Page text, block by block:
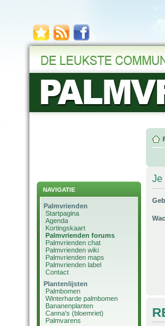
NAVIGATIE
Palmvrienden
Startpagina
Agenda
Kortingskaart
Palmvrienden forums
Palmvrienden chat
Palmvrienden wiki
Palmvrienden maps
Palmvrienden label
Contact
Plantenlijsten
Palmbomen
Winterharde palmbomen
Bananenplanten
Canna's (bloemriet)
Palmvarens
Je